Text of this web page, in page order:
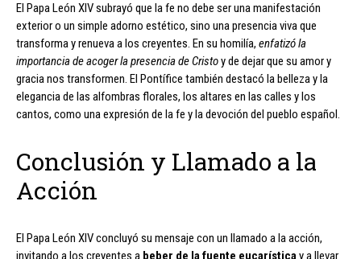
El Papa León XIV subrayó que la fe no debe ser una manifestación
exterior o un simple adorno estético, sino una presencia viva que
transforma y renueva a los creyentes. En su homilía, enfatizó la
importancia de acoger la presencia de Cristoy de dejar que su amor y
gracia nos transformen. El Pontífice también destacó la belleza y la
elegancia de las alfombras florales, los altares en las calles y los
cantos, como una expresión de la fe y la devoción del pueblo español.
Conclusión y Llamado a la
Acción
El Papa León XIV concluyó su mensaje con un llamado a la acción,
invitando a los creyentes a beber de la fuente eucarísticay a llevar